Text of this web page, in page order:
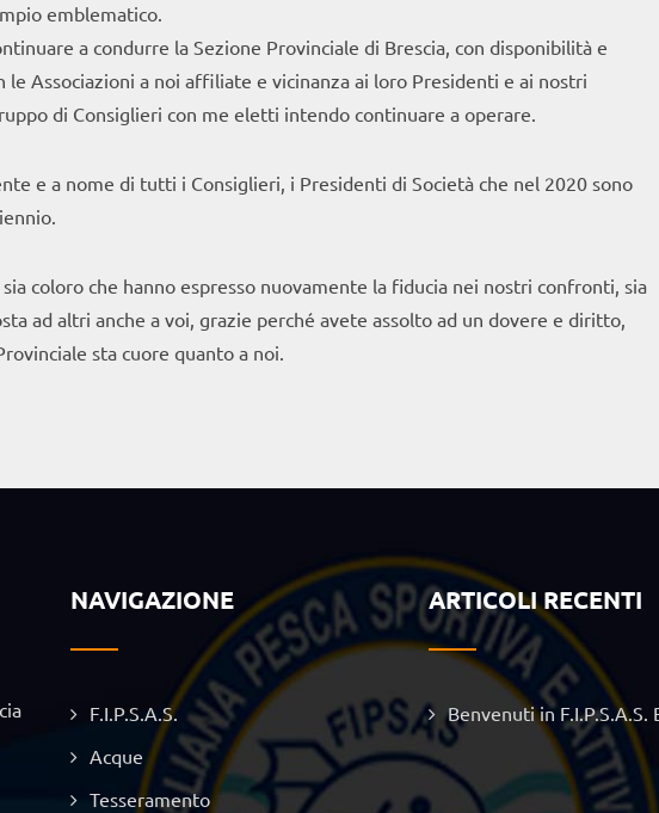
emblematico.
a condurre la Sezione Provinciale di Brescia, con disponibilità e
le Associazioni a noi affiliate e vicinanza ai loro Presidenti e ai nostri
di Consiglieri con me eletti intendo continuare a operare.
e a nome di tutti i Consiglieri, i Presidenti di Società che nel 2020 sono
coloro che hanno espresso nuovamente la fiducia nei nostri confronti, sia
ad altri anche a voi, grazie perché avete assolto ad un dovere e diritto,
sta cuore quanto a noi.
NAVIGAZIONE
F.I.P.S.A.S.
Acque
Tesseramento
ARTICOLI RECENTI
Benvenuti in F.I.P.S.A.S.